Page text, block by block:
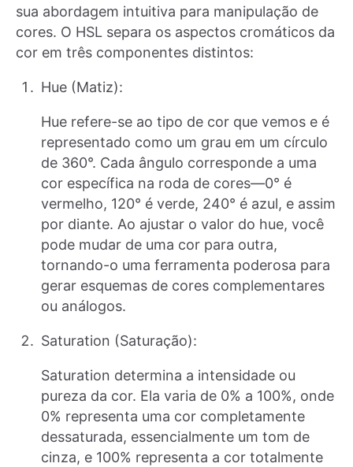
sua abordagem intuitiva para manipulação de
cores. O HSL separa os aspectos cromáticos da
cor em três componentes distintos:
Hue (Matiz):
Hue refere-se ao tipo de cor que vemos e é
representado como um grau em um círculo
de 360°. Cada ângulo corresponde a uma
cor específica na roda de cores—0° é
vermelho, 120° é verde, 240° é azul, e assim
por diante. Ao ajustar o valor do hue, você
pode mudar de uma cor para outra,
tornando-o uma ferramenta poderosa para
gerar esquemas de cores complementares
ou análogos.
Saturation (Saturação):
Saturation determina a intensidade ou
pureza da cor. Ela varia de 0% a 100%, onde
0% representa uma cor completamente
dessaturada, essencialmente um tom de
cinza, e 100% representa a cor totalmente